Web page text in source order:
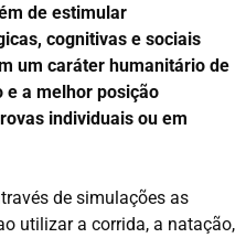
de estimular
cognitivas e sociais
um caráter humanitário de
e a melhor posição
individuais ou em
de simulações as
utilizar a corrida, a natação,